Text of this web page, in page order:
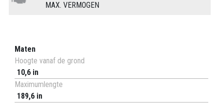
MAX. VERMOGEN
Maten
Hoogte vanaf de grond
10,6 in
Maximumlengte
189,6 in